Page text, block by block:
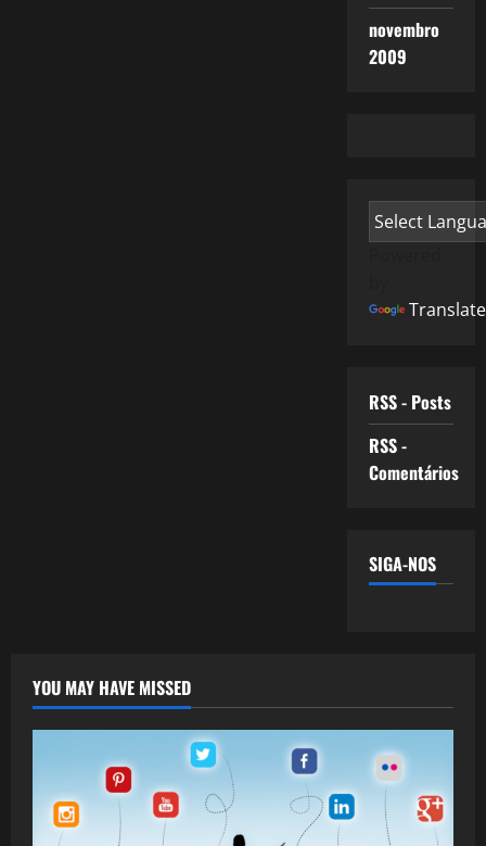
novembro
2009
Translate
RSS - Posts
RSS -
Comentários
SIGA-NOS
YOU MAY HAVE MISSED